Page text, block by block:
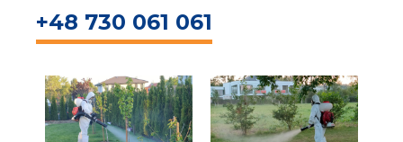
+48 730 061 061